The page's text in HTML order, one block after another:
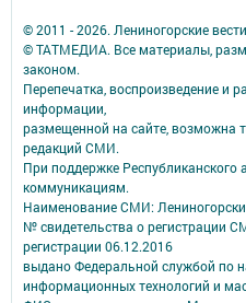
© 2011 - 2026. Лениногорские
© ТАТМЕДИА. Все материалы,
законом.
Перепечатка, воспроизведение и
информации,
размещенной на сайте, возможна
редакций СМИ.
При поддержке Республиканского
коммуникациям.
Наименование СМИ:
№ свидетельства о регистрации
регистрации 06.12.2016
выдано Федеральной службой по
информационных технологий и